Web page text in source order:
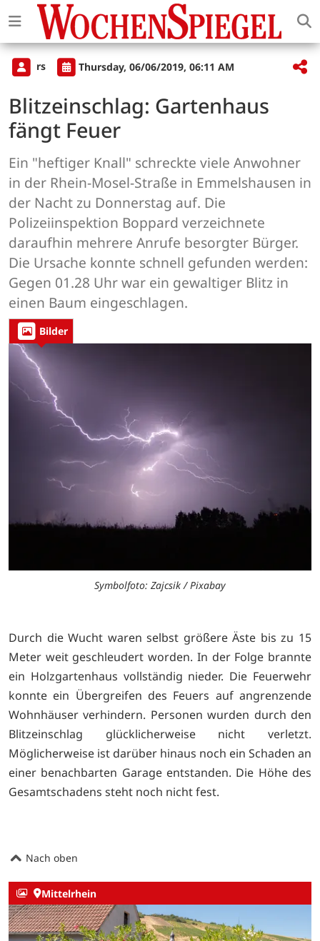
rs Thursday, 06/06/2019, 06:11 AM
Blitzeinschlag: Gartenhaus
fängt Feuer
Ein "heftiger Knall" schreckte viele Anwohner
in der Rhein-Mosel-Straße in Emmelshausen in
der Nacht zu Donnerstag auf. Die
Polizeiinspektion Boppard verzeichnete
daraufhin mehrere Anrufe besorgter Bürger.
Die Ursache konnte schnell gefunden werden:
Gegen 01.28 Uhr war ein gewaltiger Blitz in
einen Baum eingeschlagen.
Bilder
Symbolfoto: Zajcsik / Pixabay
Durch die Wucht waren selbst größere Äste bis zu 15
Meter weit geschleudert worden. In der Folge brannte
ein Holzgartenhaus vollständig nieder. Die Feuerwehr
konnte ein Übergreifen des Feuers auf angrenzende
Wohnhäuser verhindern. Personen wurden durch den
Blitzeinschlag glücklicherweise nicht verletzt.
Möglicherweise ist darüber hinaus noch ein Schaden an
einer benachbarten Garage entstanden. Die Höhe des
Gesamtschadens steht noch nicht fest.
Nach oben
Mittelrhein